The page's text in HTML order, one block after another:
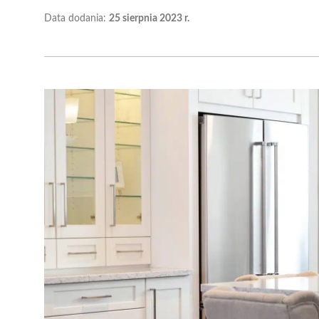
Data dodania: 25 sierpnia 2023 r.